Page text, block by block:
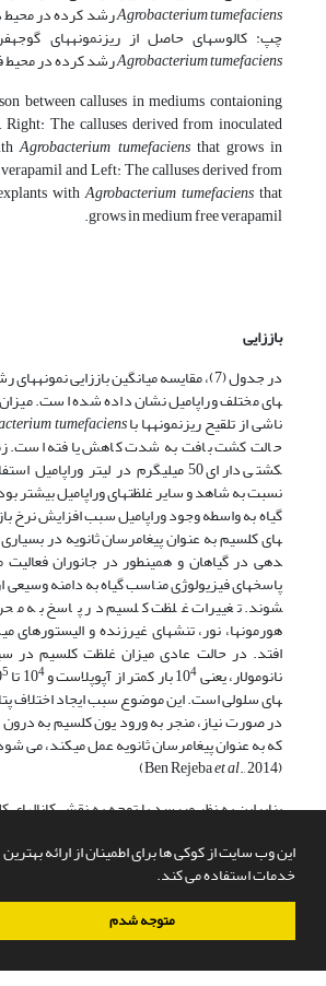
این وب سایت از کوکی ها برای اطمینان از ارائه بهترین
خدمات استفاده می کند.
متوجه شدم
Agrobacteriumtumefaciens رشد کرده در محیط
چپ: کالوس­های حاصل از ریزنمونه­های
Agrobacteriumtumefaciens
رشد کرده در محیط
between calluses in mediums contaioning
The calluses derived from inoculated
Agrobacterium tumefaciensthat grows in
and Left: The calluses derived from
withAgrobacterium tumefaciensthat
grows in medium free verapamil.
باززایی
های مختلف وراپامیل نشان داده شده است.
ناشی از تلقیح ریزنمونه­ها باtumefaciens
حالت کشت بافت به شدت کاهش یافته است.
کشتی دارای 50 میلی­گرم در لیتر
نسبت به شاهد و سایر غلظت­های وراپامیل بیشتر
گیاه به واسطه وجود وراپامیل سبب افزایش نرخ
های کلسیم به عنوان پیغام­رسان ثانویه در
دهی در گیاهان و همین­طور در جانوران
پاسخ­های فیزیولوژی مناسب گیاه به دامنه وسیعی
شوند. تغییرات غلظت کلسیم در پاسخ به
هورمون­ها، نور، تنش­های غیرزنده و الیستورهای
نانومولار، یعنی 104 بار کمتر از آپوپلاست و 104 تا 10 5
های سلولی است. این موضوع سبب ایجاد اختلاف
در صورت نیاز، منجر به ورود یون کلسیم به
که به عنوان پیغام­رسان ثانویه عمل می­کند، می
(Ben Rejeba
et al., 2014)
بنابراین به نظر می­رسد با توجه به نقش
گیاه، هرچند غلظت مناسبی از وراپامیل سبب
کلسیمی و در نتیجه کاهش پاسخ دفاعی گیاه
غلظت بالای آن سبب اختلال در فعالیت
اختلال در فرآیند رشد گیاه خواهد شد.